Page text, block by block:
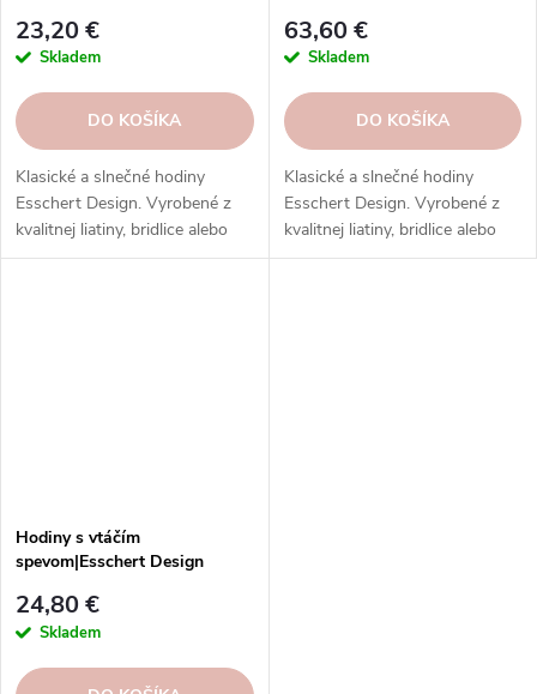
23,20 €
Skladem
DO KOŠÍKA
Klasické a slnečné hodiny
Esschert Design. Vyrobené z
kvalitnej liatiny, bridlice alebo
plastu. Ideálne do interiéru
63,60 €
Skladem
DO KOŠÍKA
Klasické a slnečné hodiny
Esschert Design. Vyrobené z
kvalitnej liatiny, bridlice alebo
plastu. Ideálne do interiéru
Hodiny s vtáčím
spevom|Esschert Design
24,80 €
Skladem